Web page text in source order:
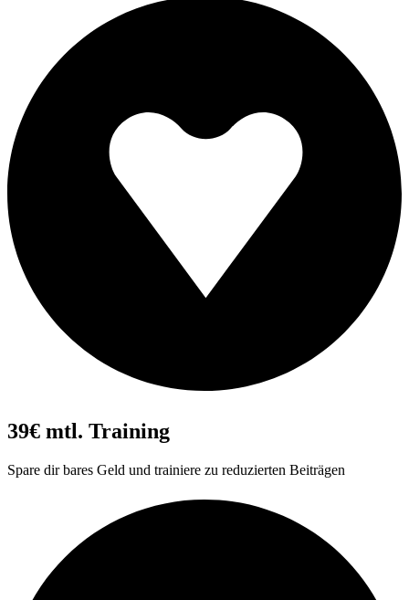
39€ mtl. Training
Spare dir bares Geld und trainiere zu reduzierten Beiträgen